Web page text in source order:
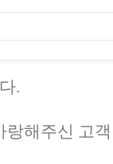
.
해주신 고